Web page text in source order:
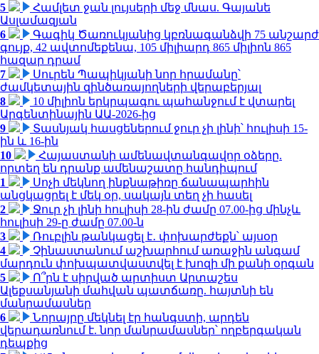
5
Համլետ ջան լույսերի մեջ մնաս. Գայանե
Ասլամազյան
6
Գագիկ Ծառուկյանից կբռնագանձվի 75 անշարժ
գույք, 42 ավտոմեքենա, 105 միլիարդ 865 միլիոն 865
հազար դրամ
7
Սուրեն Պապիկյանի նոր հրամանը՝
ժամկետային զինծառայողների վերաբերյալ
8
10 միլիոն երկրպագու պահանջում է վտարել
Արգենտինային ԱԱ-2026-ից
9
Տասնյակ հասցեներում ջուր չի լինի՝ հուլիսի 15-
ին և 16-ին
10
Հայաստանի ամենավտանգավոր օձերը.
որտեղ են դրանք ամենաշատը հանդիպում
1
Սոչի մեկնող ինքնաթիռը ճանապարհին
անցկացրել է մեկ օր, սակայն տեղ չի հասել
2
Ջուր չի լինի հուլիսի 28-ին ժամը 07.00-ից մինչև
հուլիսի 29-ը ժամը 07.00-ն
3
Ռուբլին թանկացել է․ փոխարժեքն՝ այսօր
4
Չինաստանում աշխարհում առաջին անգամ
մարդուն փոխպատվաստվել է խոզի մի քանի օրգան
5
Ո՞րն է սիրված արտիստ Արտաշես
Ալեքսանյանի մահվան պատճառը. հայտնի են
մանրամասներ
6
Նորայրը մեկնել էր հանգստի, արդեն
վերադառնում է. նոր մանրամասներ՝ ողբերգական
դեպքից